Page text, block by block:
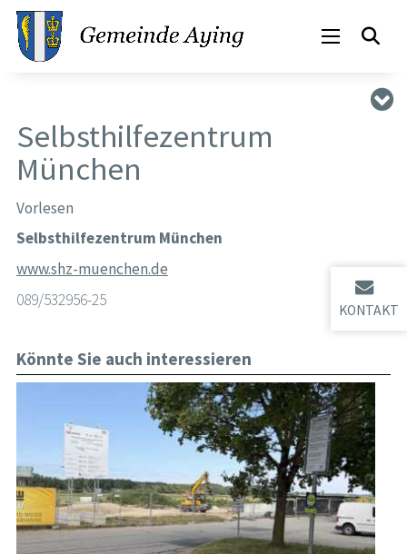
KONTAKT
Selbsthilfezentrum
München
Vorlesen
Selbsthilfezentrum München
www.shz-muenchen.de
089/532956-25
Könnte Sie auch interessieren